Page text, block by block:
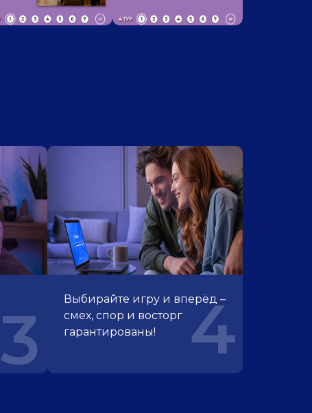
3
Выбирайте игру и вперёд –
смех, спор и восторг
гарантированы!
4